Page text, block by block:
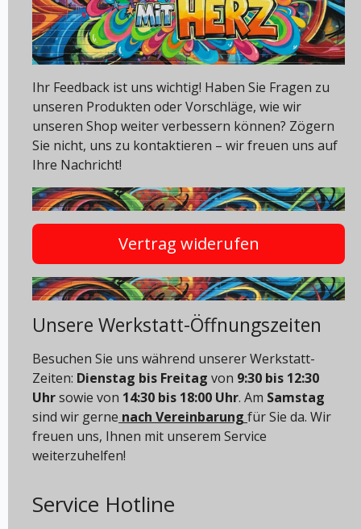
Ihr Feedback ist uns wichtig! Haben Sie Fragen zu
unseren Produkten oder Vorschläge, wie wir
unseren Shop weiter verbessern können? Zögern
Sie nicht, uns zu kontaktieren – wir freuen uns auf
Ihre Nachricht!
Vertrag widerufen
Unsere Werkstatt-Öffnungszeiten
Besuchen Sie uns während unserer Werkstatt-
Zeiten: Dienstag bis Freitag von 9:30 bis 12:30
Uhrsowie von 14:30 bis 18:00 Uhr. Am Samstag
sind wir gerne nach Vereinbarung für Sie da. Wir
freuen uns, Ihnen mit unserem Service
weiterzuhelfen!
Service Hotline